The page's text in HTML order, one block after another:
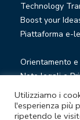
Technology
Boost your
Piattaforma e-
Orientamento
Note legali e
Privacy
Società
Utilizziamo i
l'esperienza più
ripetendo le